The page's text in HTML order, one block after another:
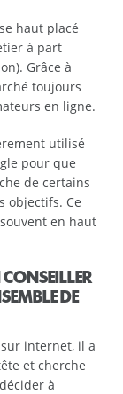
haut placé
à part
Grâce à
toujours
en ligne.
utilisé
pour que
de certains
objectifs. Ce
en haut
DE
internet, il a
et cherche
à